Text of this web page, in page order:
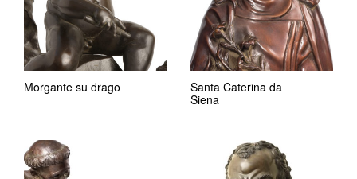
Morgante su drago
Santa Caterina da
Siena